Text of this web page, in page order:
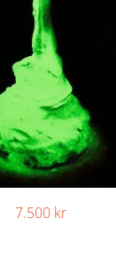
7.500 kr